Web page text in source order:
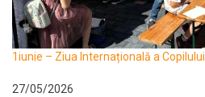
1iunie – Ziua Internațională a Copilului
27/05/2026